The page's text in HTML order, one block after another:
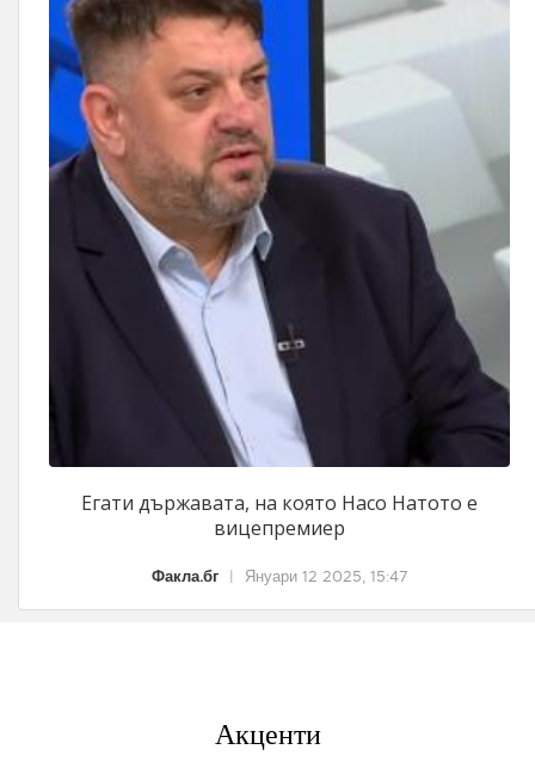
Егати държавата, на която Насо Натото е
вицепремиер
Факла.бг Януари 12 2025, 15:47
Акценти